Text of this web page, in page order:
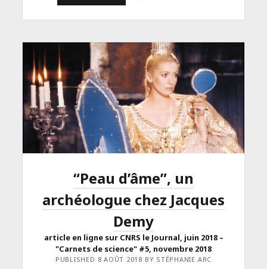
PRIMARY">POUR
DE
2024,
SPORTIFS
ET
SCIENTIFIQUES
FONT
ÉQUIPE</SPAN>
<SPAN
CLASS="ENTRY-
SUBTITLE">ARTICLE
EN
LIGNE
SUR
JOURNAL,
SEPTEMBRE
2018
</SPAN>
“Peau d’âme”, un
archéologue chez Jacques
Demy
article en ligne sur CNRS le Journal, juin 2018 –
"Carnets de science" #5, novembre 2018
PUBLISHED 8 AOÛT 2018 BY STÉPHANIE ARC